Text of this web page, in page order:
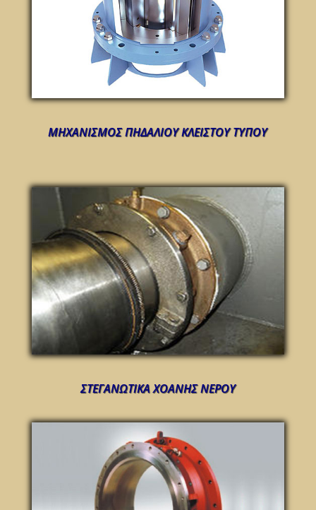
ΜΗΧΑΝΙΣΜΟΣ ΠΗΔΑΛΙΟΥ ΚΛΕΙΣΤΟΥ ΤΥΠΟΥ
ΣΤΕΓΑΝΩΤΙΚΑ ΧΟΑΝΗΣ ΝΕΡΟΥ